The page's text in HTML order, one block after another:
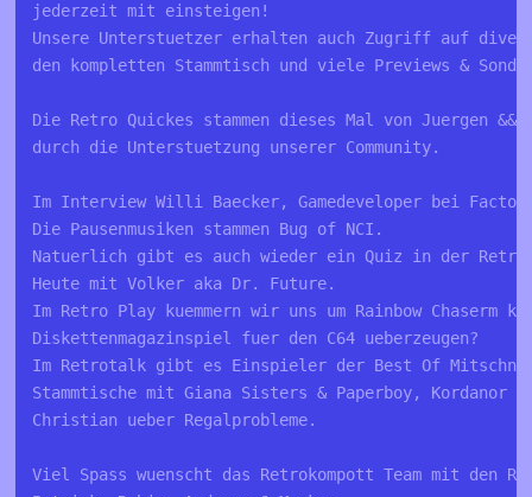
jederzeit mit einsteigen!
Unsere Unterstuetzer erhalten auch Zugriff auf
den kompletten Stammtisch und viele Previews &
Die Retro Quickes stammen dieses Mal von Juergen
durch die Unterstuetzung unserer Community.
Im Interview Willi Baecker, Gamedeveloper bei
Die Pausenmusiken stammen Bug of NCI.
Natuerlich gibt es auch wieder ein Quiz in der
Heute mit Volker aka Dr. Future.
Im Retro Play kuemmern wir uns um Rainbow Chaserm
Diskettenmagazinspiel fuer den C64 ueberzeugen?
Im Retrotalk gibt es Einspieler der Best Of
Stammtische mit Giana Sisters & Paperboy, Kordanor
Christian ueber Regalprobleme.
Viel Spass wuenscht das Retrokompott Team mit den